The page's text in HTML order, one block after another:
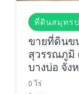
ที่ดินสมุทร
ขายที่ดินข
สุวรรณภูมิ
บางบ่อ จัง
0 ไร่